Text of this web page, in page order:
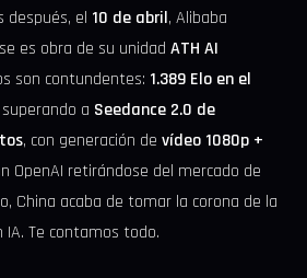
después, el 10 de abril, Alibaba
es obra de su unidad ATH AI
son contundentes: 1.389 Elo en el
superando a Seedance 2.0 de
, con generación de vídeo 1080p +
OpenAI retirándose del mercado de
China acaba de tomar la corona de la
IA. Te contamos todo.